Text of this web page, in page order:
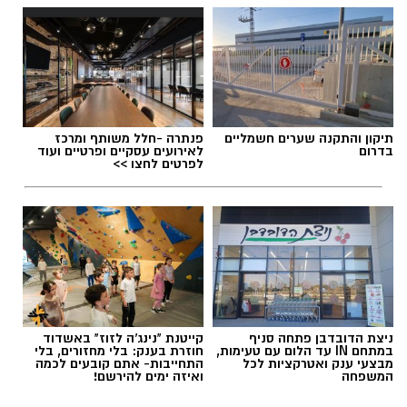
ראשי הרשויות ותנועת "עתיד לעוטף", אשר התריעו
בשבועות האחרונים מפני כל פגיעה במרכיבי ההגנה
היישוביים והבהירו כי המצב הביטחוני עדיין אינו
מאפשר צמצום בכוחות.
עם זאת, בתנועה מדגישים כי ההכרזה לבדה אינה
מספיקה וכי המבחן האמיתי יהיה ביישום ההחלטה
בפועל. לדבריהם, הם ימשיכו לעקוב אחר הנעשה
בשטח כדי לוודא שלא יינקטו צעדים שיפגעו
בכשירות כיתות הכוננות ובביטחונם של תושבי
העוטף.
אלדה נתנאל / 17:06 05.08.26
תגים:מושב שובה
אולי יעניין אותך גם
בדרום לאירועים עסקיים ופרטיים ועוד
ניצת הדובדבן פתחה סניף קייטנת "נינג'ה לזוז" באשדוד